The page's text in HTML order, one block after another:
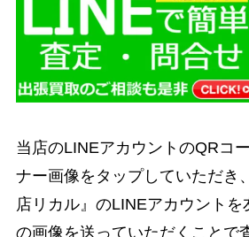
当店のLINEアカウントのQRコ
ナー画像をタップしていただき
店リカル』のLINEアカウント
の画像を送っていただくことで